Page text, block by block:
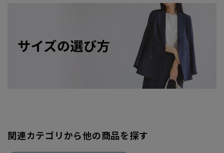
関連カテゴリから他の商品を探す